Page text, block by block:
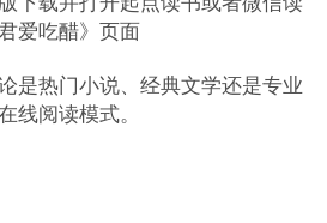
爱吃醋》页面
是热门小说、经典文学还是专业
线阅读模式。